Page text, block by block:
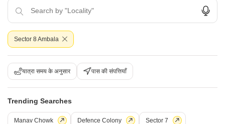
रमेश कुमार
3 बीएचके घर बिक्री के लिए - सेक्टर 9, अम्बाला
Sector 8 Ambala
यात्रा समय के अनुसार पास की संपत्तियाँ
Trending Searches
Manav Chowk Defence Colony Sector 7